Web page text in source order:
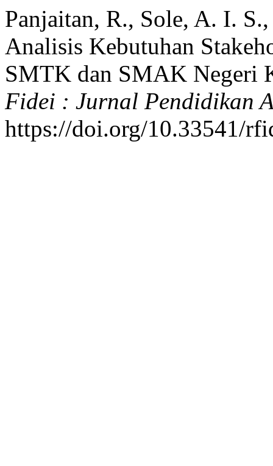
Panjaitan, R., Sole, A. I.
Analisis Kebutuhan
SMTK dan SMAK Negeri
Fidei : Jurnal Pendidikan
https://doi.org/10.33541/